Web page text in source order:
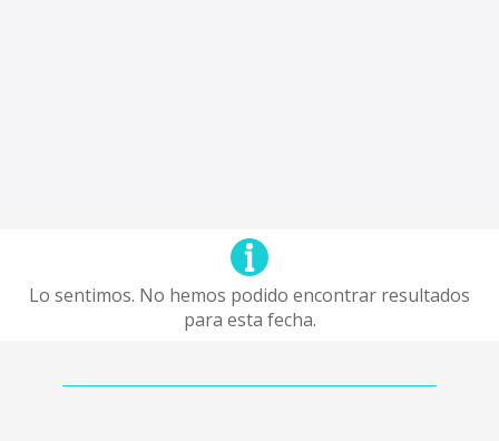
Lo sentimos. No hemos podido encontrar resultados
para esta fecha.